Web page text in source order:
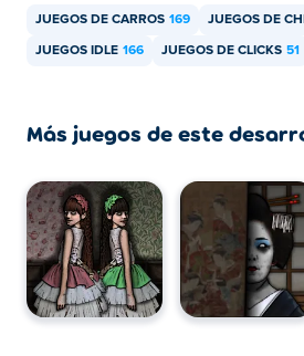
JUEGOS DE CARROS 169 JUEGOS DE
JUEGOS IDLE 166 JUEGOS DE CLICKS 51
Más juegos de este